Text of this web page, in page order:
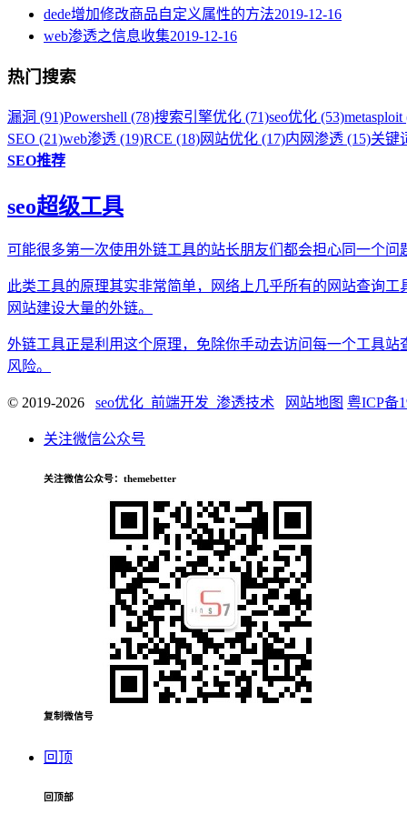
dede增加修改商品自定义属性的方法2019-12-16
web渗透之信息收集2019-12-16
热门搜索
漏洞 (91)Powershell (78)搜索引擎优化 (71)seo优化 (53)metasploit
SEO (21)web渗透 (19)RCE (18)网站优化 (17)内网渗透 (15)关键
SEO推荐
seo超级工具
可能很多第一次使用外链工具的站长朋友们都会担心同一个
此类工具的原理其实非常简单，网络上几乎所有的网站查询
网站建设大量的外链。
外链工具正是利用这个原理，免除你手动去访问每一个工具
风险。
© 2019-2026 seo优化_前端开发_渗透技术 网站地图 粤ICP备
关注微信公众号
关注微信公众号：themebetter
复制微信号
回顶
回顶部